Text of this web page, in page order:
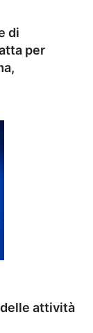
di
per
attività